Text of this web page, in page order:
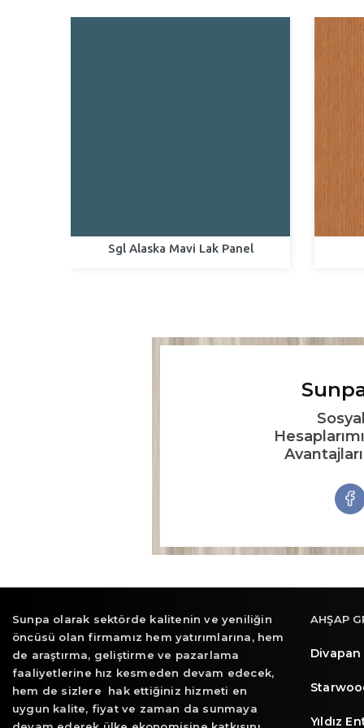
Sgl Alaska Mavi Lak Panel
Sunpa olarak sektörde kalitenin ve yeniliğin
öncüsü olan firmamız hem yatırımlarına, hem
de araştırma, geliştirme ve pazarlama
faaliyetlerine hız kesmeden devam edecek,
hem de sizlere hak ettiğiniz hizmeti en
uygun kalite, fiyat ve zaman da sunmaya
AHŞAP
Divapan
Yıldız